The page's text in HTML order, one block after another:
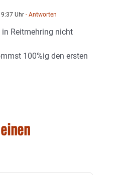
Uhr - Antworten
Reitmehring nicht
100%ig den ersten